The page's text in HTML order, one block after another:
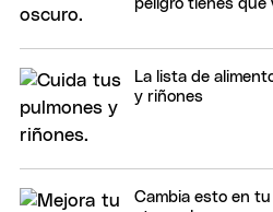
peligro tienes
La lista de
y riñones
Cambia esto en